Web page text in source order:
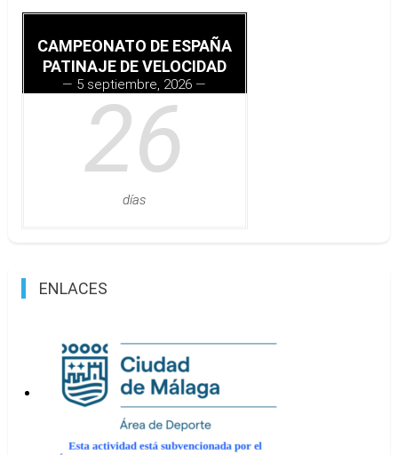
CAMPEONATO DE ESPAÑA
PATINAJE DE VELOCIDAD
5 septiembre, 2026
26
días
ENLACES